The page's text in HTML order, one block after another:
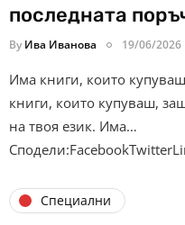
последната
By Ива Иванова 19/06/2026
Има книги, които
книги, които купуваш,
на твоя език. Има…
Специални